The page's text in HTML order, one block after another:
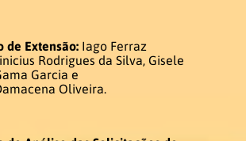
2026.1
de Extensão: Iago Ferraz
Rodrigues da Silva, Gisele
Garcia e
Oliveira.